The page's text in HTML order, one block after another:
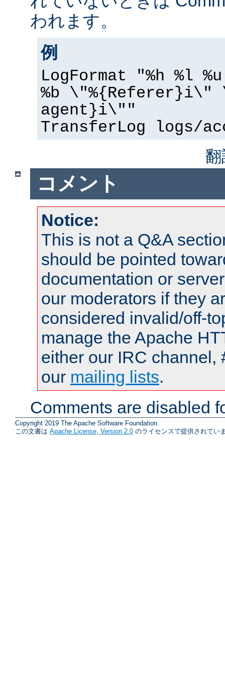
われます。
例
LogFormat "%h %l
%b \"%{Referer}i\"
agent}i\""
TransferLog logs/
コメント
Notice:
This is not a Q&A
should be pointed
documentation or
our moderators if they
considered invalid/off-
manage the Apache
either our IRC channel,
our mailing lists.
Comments are disabled
Copyright 2019 The Apache Software Foundation.
この文書は Apache License, Version 2.0 のライセンスで提供されてい